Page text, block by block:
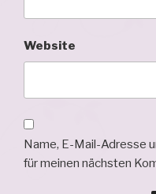
Website
Name, E-Mail-Adresse
für meinen nächsten